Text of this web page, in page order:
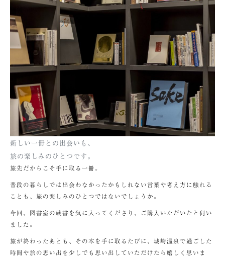
新しい一冊との出会いも、
旅の楽しみのひとつです。
旅先だからこそ手に取る一冊。
普段の暮らしでは出会わなかったかもしれない言葉や考え方に触れる
ことも、旅の楽しみのひとつではないでしょうか。
今回、図書室の蔵書を気に入ってくださり、ご購入いただいたと伺い
ました。
旅が終わったあとも、その本を手に取るたびに、城崎温泉で過ごした
時間や旅の思い出を少しでも思い出していただけたら嬉しく思いま